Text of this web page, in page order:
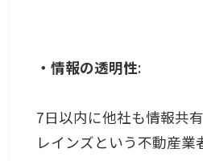
・情報の透明性:
7日以内に他社も情報共
レインズという不動産業